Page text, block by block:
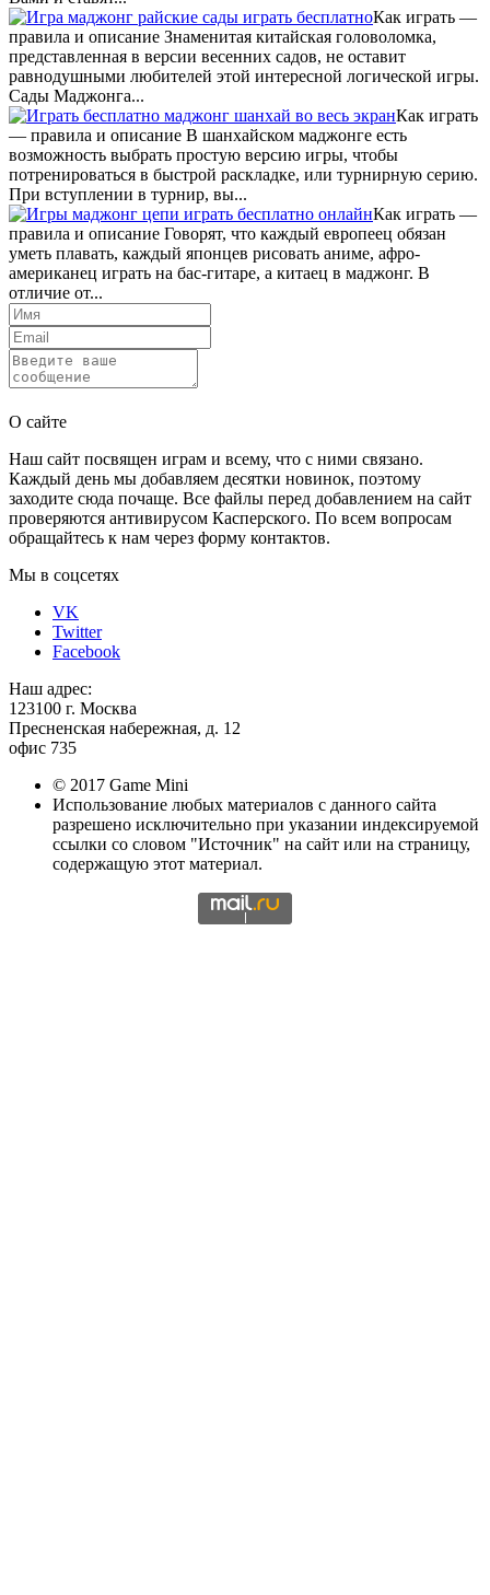
Как играть —
правила и описание Знаменитая китайская головоломка,
представленная в версии весенних садов, не оставит
равнодушными любителей этой интересной логической игры.
Сады Маджонга...
Как играть
— правила и описание В шанхайском маджонге есть
возможность выбрать простую версию игры, чтобы
потренироваться в быстрой раскладке, или турнирную серию.
При вступлении в турнир, вы...
Как играть —
правила и описание Говорят, что каждый европеец обязан
уметь плавать, каждый японцев рисовать аниме, афро-
американец играть на бас-гитаре, а китаец в маджонг. В
отличие от...
О сайте
Наш сайт посвящен играм и всему, что с ними связано.
Каждый день мы добавляем десятки новинок, поэтому
заходите сюда почаще. Все файлы перед добавлением на сайт
проверяются антивирусом Касперского. По всем вопросам
обращайтесь к нам через форму контактов.
Мы в соцсетях
VK
Twitter
Facebook
Наш адрес:
123100 г. Москва
Пресненская набережная, д. 12
офис 735
© 2017 Game Mini
Использование любых материалов с данного сайта
разрешено исключительно при указании индексируемой
ссылки со словом "Источник" на сайт или на страницу,
содержащую этот материал.